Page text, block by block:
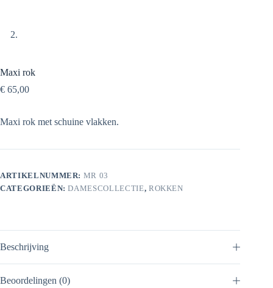
Maxi rok
€ 65,00
Maxi rok met schuine vlakken.
ARTIKELNUMMER: MR 03
CATEGORIEËN:DAMESCOLLECTIE, ROKKEN
Beschrijving
Beoordelingen (0)